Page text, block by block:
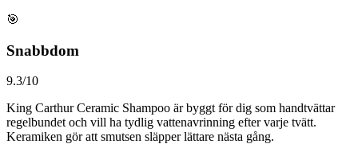
🎯
Snabbdom
9.3/10
King Carthur Ceramic Shampoo är byggt för dig som handtvättar
regelbundet och vill ha tydlig vattenavrinning efter varje tvätt.
Keramiken gör att smutsen släpper lättare nästa gång.